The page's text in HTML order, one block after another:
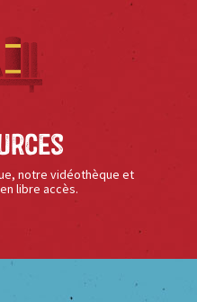
notre vidéothèque et
libre accès.